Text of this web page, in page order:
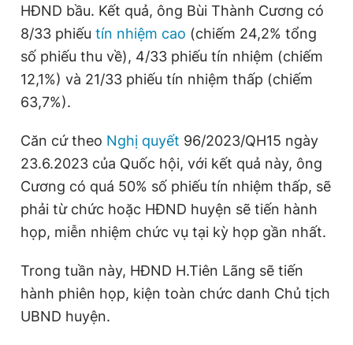
HĐND bầu. Kết quả, ông Bùi Thành Cương có
8/33 phiếu tín nhiệm cao (chiếm 24,2% tổng
số phiếu thu về), 4/33 phiếu tín nhiệm (chiếm
12,1%) và 21/33 phiếu tín nhiệm thấp (chiếm
63,7%).
Căn cứ theo Nghị quyết 96/2023/QH15 ngày
23.6.2023 của Quốc hội, với kết quả này, ông
Cương có quá 50% số phiếu tín nhiệm thấp, sẽ
phải từ chức hoặc HĐND huyện sẽ tiến hành
họp, miễn nhiệm chức vụ tại kỳ họp gần nhất.
Trong tuần này, HĐND H.Tiên Lãng sẽ tiến
hành phiên họp, kiện toàn chức danh Chủ tịch
UBND huyện.